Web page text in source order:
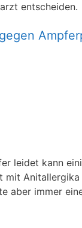
entscheiden.
leidet kann
aber immer